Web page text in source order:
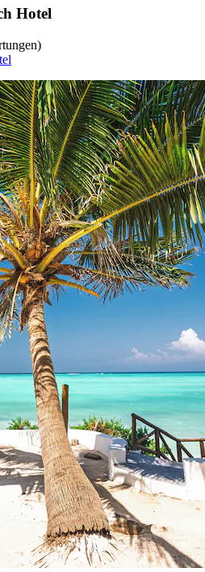
Hotel